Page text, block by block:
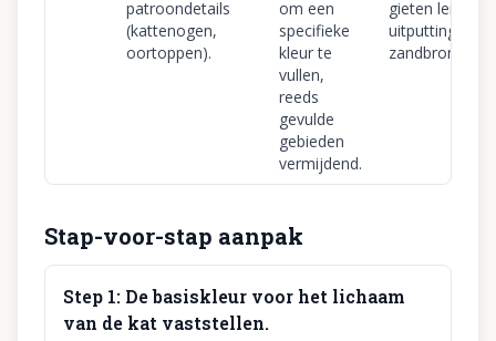
patroondetails
(kattenogen,
oortoppen).
om een
specifieke
kleur te
vullen,
reeds
gevulde
gebieden
vermijdend.
gieten leidt tot
uitputting van
zandbron.
Stap-voor-stap aanpak
Step 1: De basiskleur voor het lichaam
van de kat vaststellen.